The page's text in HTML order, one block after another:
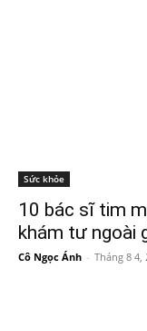
Sức khỏe
10 bác sĩ tim
khám tư ngoài
Cô Ngọc Ánh - Tháng 8 4,